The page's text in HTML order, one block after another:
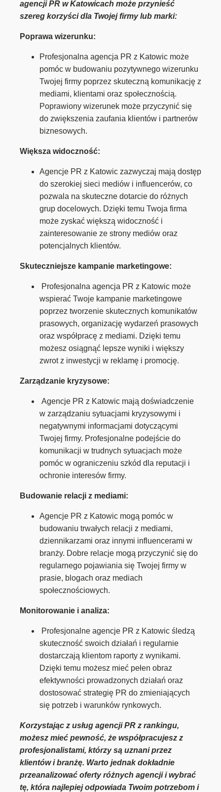
agencji PR w Katowicach może przynieść
szereg korzyści dla Twojej firmy lub marki:
Poprawa wizerunku:
Profesjonalna agencja PR z Katowic może
pomóc w budowaniu pozytywnego wizerunku
Twojej firmy poprzez skuteczną komunikację z
mediami, klientami oraz społecznością.
Poprawiony wizerunek może przyczynić się
do zwiększenia zaufania klientów i partnerów
biznesowych.
Większa widoczność:
Agencje PR z Katowic zazwyczaj mają dostęp
do szerokiej sieci mediów i influencerów, co
pozwala na skuteczne dotarcie do różnych
grup docelowych. Dzięki temu Twoja firma
może zyskać większą widoczność i
zainteresowanie ze strony mediów oraz
potencjalnych klientów.
Skuteczniejsze kampanie marketingowe:
Profesjonalna agencja PR z Katowic może
wspierać Twoje kampanie marketingowe
poprzez tworzenie skutecznych komunikatów
prasowych, organizację wydarzeń prasowych
oraz współpracę z mediami. Dzięki temu
możesz osiągnąć lepsze wyniki i większy
zwrot z inwestycji w reklamę i promocję.
Zarządzanie kryzysowe:
Agencje PR z Katowic mają doświadczenie
w zarządzaniu sytuacjami kryzysowymi i
negatywnymi informacjami dotyczącymi
Twojej firmy. Profesjonalne podejście do
komunikacji w trudnych sytuacjach może
pomóc w ograniczeniu szkód dla reputacji i
ochronie interesów firmy.
Budowanie relacji z mediami:
Agencje PR z Katowic mogą pomóc w
budowaniu trwałych relacji z mediami,
dziennikarzami oraz innymi influencerami w
branży. Dobre relacje mogą przyczynić się do
regularnego pojawiania się Twojej firmy w
prasie, blogach oraz mediach
społecznościowych.
Monitorowanie i analiza:
Profesjonalne agencje PR z Katowic śledzą
skuteczność swoich działań i regularnie
dostarczają klientom raporty z wynikami.
Dzięki temu możesz mieć pełen obraz
efektywności prowadzonych działań oraz
dostosować strategię PR do zmieniających
się potrzeb i warunków rynkowych.
Korzystając z usług agencji PR z rankingu,
możesz mieć pewność, że współpracujesz z
profesjonalistami, którzy są uznani przez
klientów i branżę. Warto jednak dokładnie
przeanalizować oferty różnych agencji i wybrać
tę, która najlepiej odpowiada Twoim potrzebom i